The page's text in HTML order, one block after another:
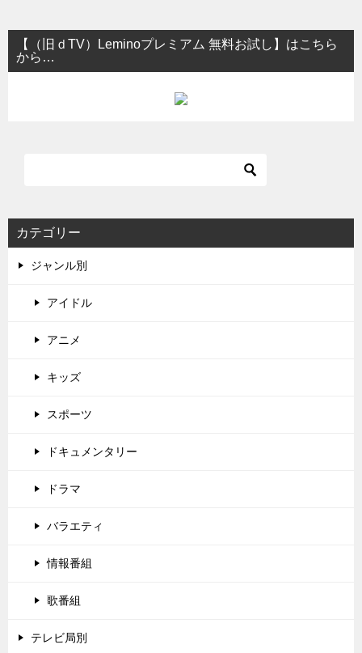
【（旧ｄTV）Leminoプレミアム 無料お試し】はこちら
から…
カテゴリー
ジャンル別
アイドル
アニメ
キッズ
スポーツ
ドキュメンタリー
ドラマ
バラエティ
情報番組
歌番組
テレビ局別